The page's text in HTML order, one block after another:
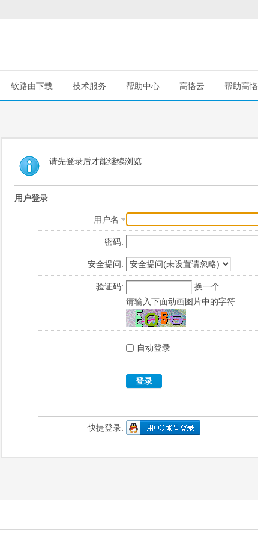
软路由下载 技术服务 帮助中心 高恪云 帮助高恪
请先登录后才能继续浏览
用户登录
用户名
密码:
安全提问:
验证码:
换一个
请输入下面动画图片中的字符
自动登录
登录
快捷登录: